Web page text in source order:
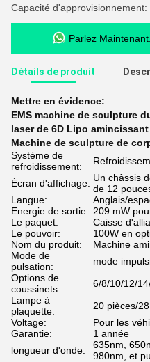
Capacité d'approvisionnement:
Parlez Maintenant.
Détails de produit
Mettre en évidence:
EMS machine de sculpture
laser de 6D Lipo
Machine de sculpture de
Système de
refroidissement:
Écran d'affichage: Un châssis
de 12
Langue:
Anglais/
Energie de sortie: 209 mW
Le paquet:
Caisse
Le pouvoir:
100W en
Nom du produit:
Machine
Mode de
pulsation:
mode
Options de
coussinets:
6/8/10/12/
Lampe à
plaquette:
20 pièces/
Voltage:
Pour les
Garantie:
1 année
longueur d'onde:
635nm,
980nm, et